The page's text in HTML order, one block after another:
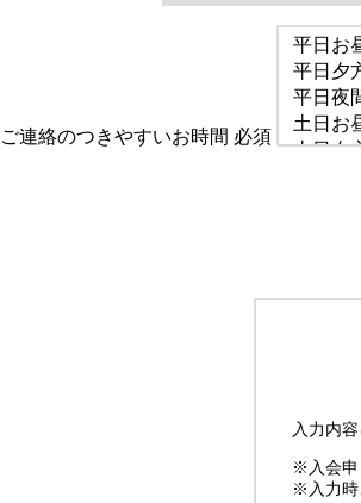
ご連絡のつきやすいお時間 必須
入力内
※入会申
※入力時